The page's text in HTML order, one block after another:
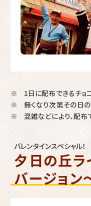
※
1日に配布できるチョ
※
無くなり次第その日
※
混雑などにより、配
バレンタインスペシャル！
夕日の丘ラ
バージョン